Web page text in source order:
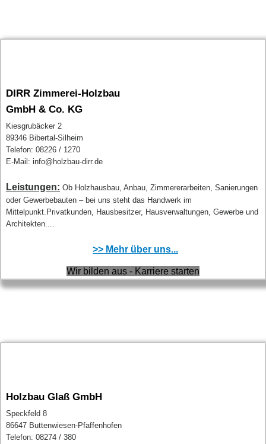
DIRR Zimmerei-Holzbau
GmbH & Co. KG
Kiesgrubäcker 2
89346 Bibertal-Silheim
Telefon: 08226 / 1270
E-Mail: info@holzbau-dirr.de
Leistungen: Ob Holzhausbau, Anbau, Zimmererarbeiten, Sanierungen
oder Gewerbebauten – bei uns steht das Handwerk im
Mittelpunkt.Privatkunden, Hausbesitzer, Hausverwaltungen, Gewerbe und
Architekten....
>> Mehr über uns...
Wir bilden aus - Karriere starten
Holzbau Glaß GmbH
Speckfeld 8
86647 Buttenwiesen-Pfaffenhofen
Telefon: 08274 / 380